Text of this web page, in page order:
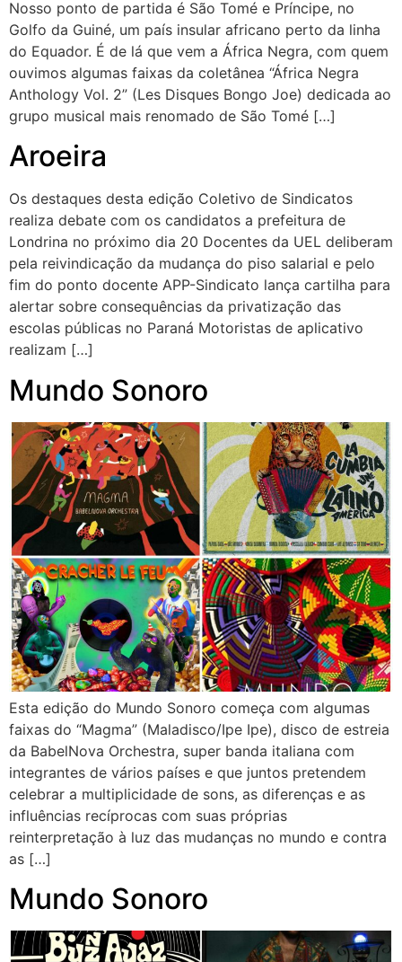
Nosso ponto de partida é São Tomé e Príncipe, no
Golfo da Guiné, um país insular africano perto da linha
do Equador. É de lá que vem a África Negra, com quem
ouvimos algumas faixas da coletânea “África Negra
Anthology Vol. 2” (Les Disques Bongo Joe) dedicada ao
grupo musical mais renomado de São Tomé […]
Aroeira
Os destaques desta edição Coletivo de Sindicatos
realiza debate com os candidatos a prefeitura de
Londrina no próximo dia 20 Docentes da UEL deliberam
pela reivindicação da mudança do piso salarial e pelo
fim do ponto docente APP-Sindicato lança cartilha para
alertar sobre consequências da privatização das
escolas públicas no Paraná Motoristas de aplicativo
realizam […]
Mundo Sonoro
Esta edição do Mundo Sonoro começa com algumas
faixas do “Magma” (Maladisco/Ipe Ipe), disco de estreia
da BabelNova Orchestra, super banda italiana com
integrantes de vários países e que juntos pretendem
celebrar a multiplicidade de sons, as diferenças e as
influências recíprocas com suas próprias
reinterpretação à luz das mudanças no mundo e contra
as […]
Mundo Sonoro